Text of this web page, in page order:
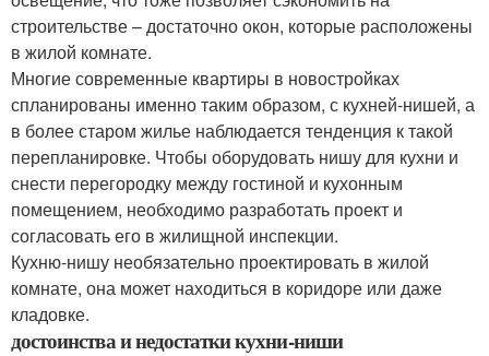
строительстве – достаточно окон, которые расположены
в жилой комнате.
Многие современные квартиры в новостройках
спланированы именно таким образом, с кухней-нишей, а
в более старом жилье наблюдается тенденция к такой
перепланировке. Чтобы оборудовать нишу для кухни и
снести перегородку между гостиной и кухонным
помещением, необходимо разработать проект и
согласовать его в жилищной инспекции.
Кухню-нишу необязательно проектировать в жилой
комнате, она может находиться в коридоре или даже
кладовке.
достоинства и недостатки кухни-ниши